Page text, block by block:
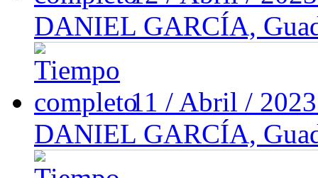
DANIEL GARCÍA,
11 / Abril /
DANIEL GARCÍA,